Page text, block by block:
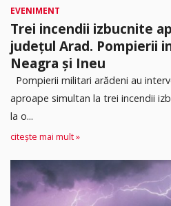
EVENIMENT
Trei incendii izbucnite
județul Arad. Pompierii
Neagra și Ineu
Pompierii militari arădeni au
aproape simultan la trei incendii
la o...
citește mai mult »